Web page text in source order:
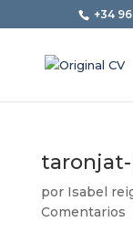
+34
por Isabel
Comentarios